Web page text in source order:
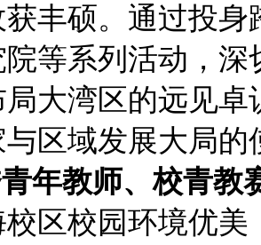
丰硕。通过投
院等系列活动，
大湾区的远见
与区域发展大局的
年教师、校青教
区校园环境优